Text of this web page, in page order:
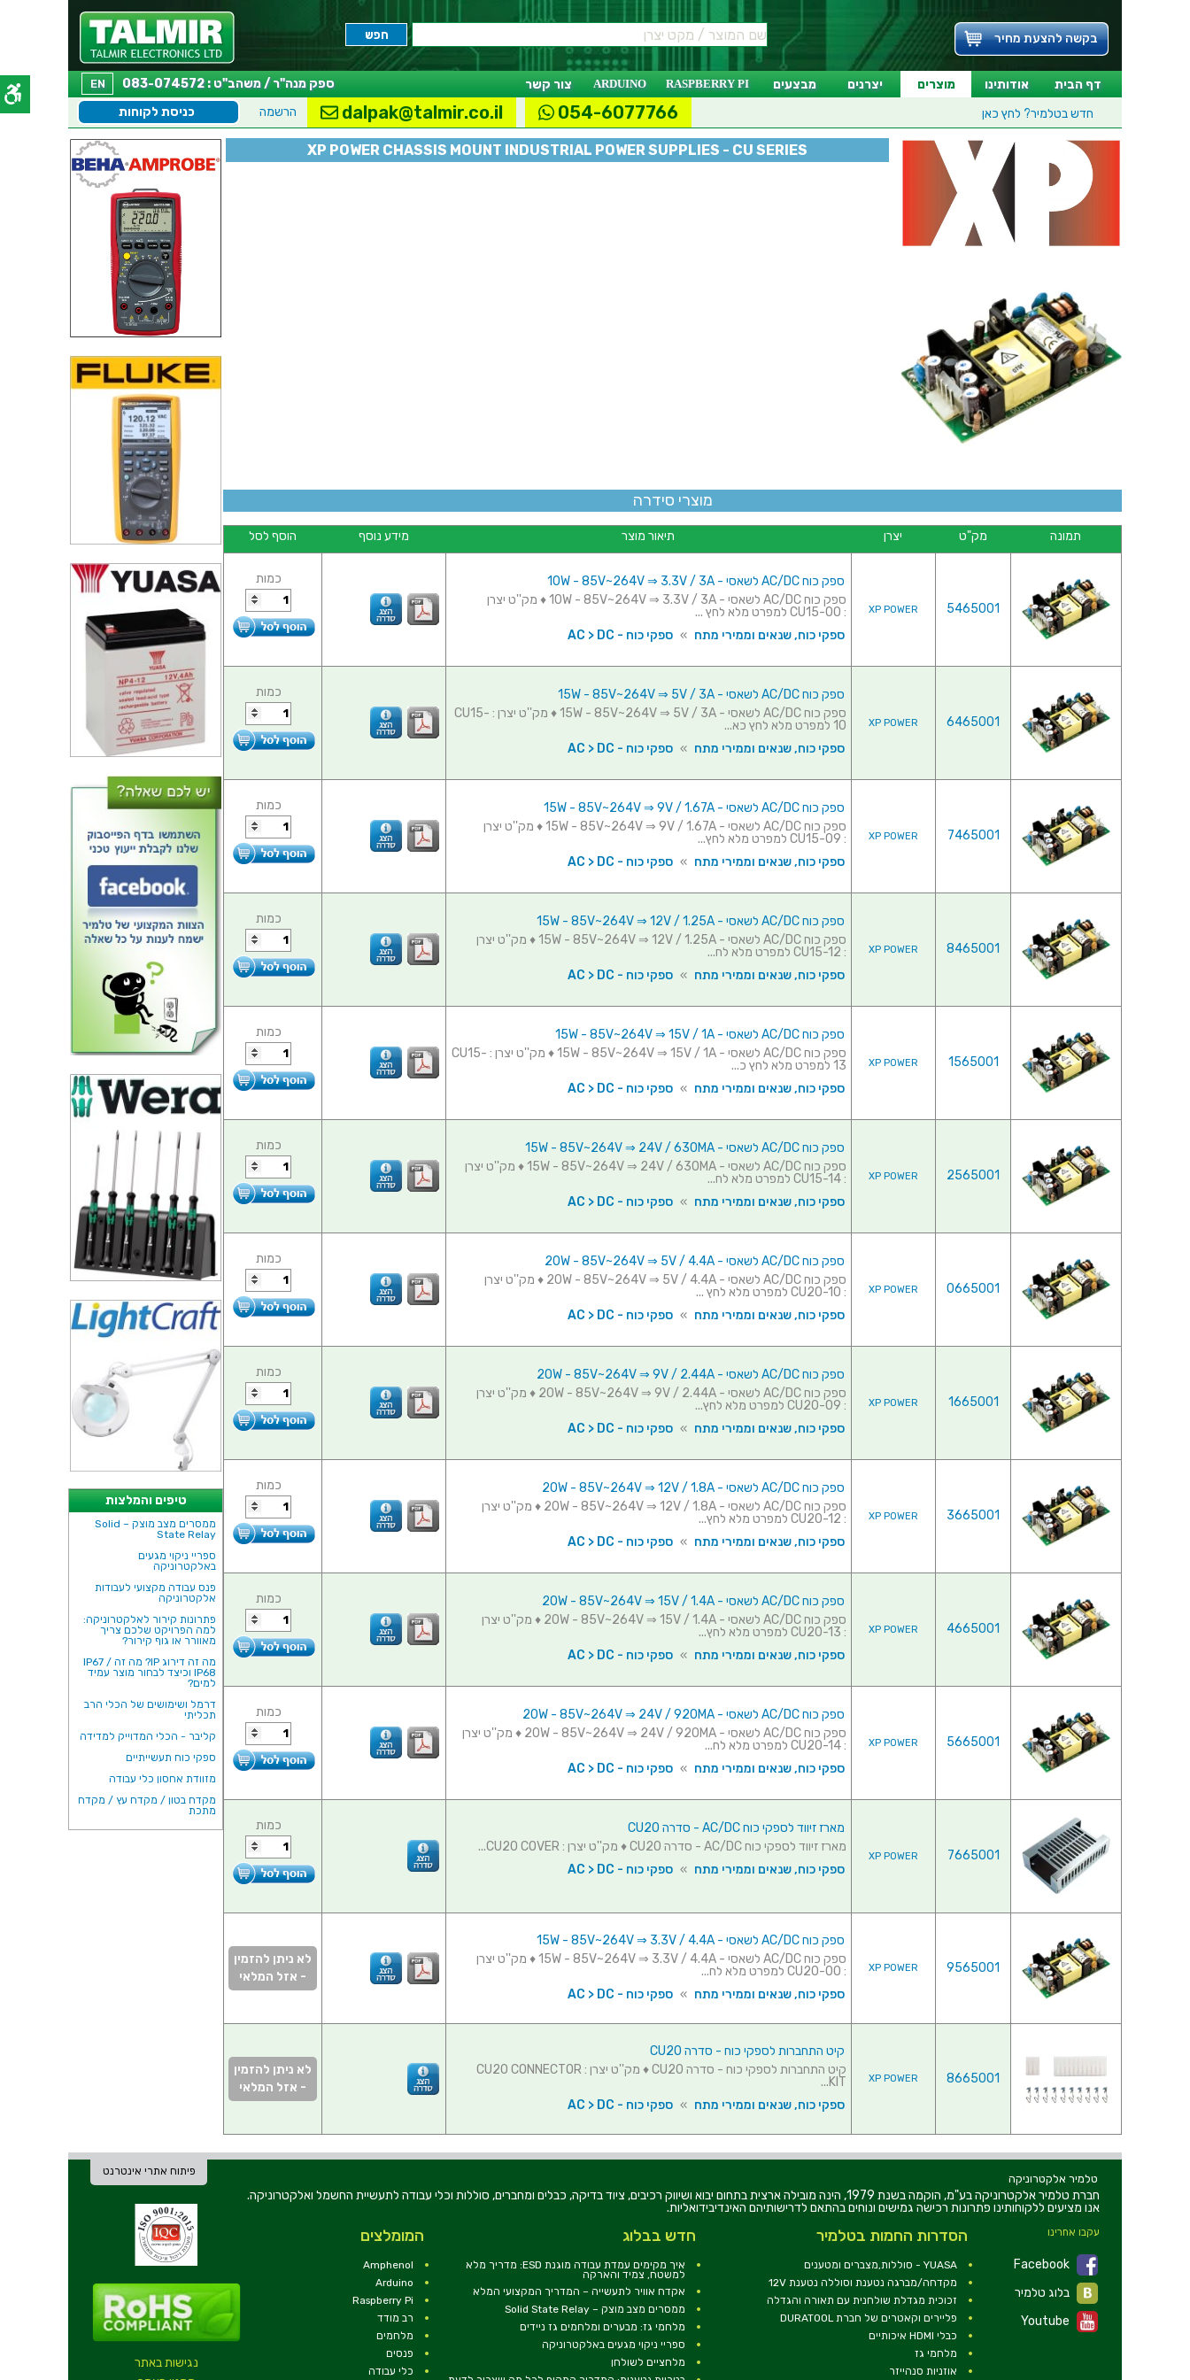
בקשה להצעת מחיר
דף הבית אודותינו מוצרים יצרנים מבצעים RASPBERRY PI
ARDUINO צור קשר EN
ספק מנה"ר / משהב"ט : 083-074572
חדש בטלמיר? לחץ כאן כניסת לקוחות הרשמה dalpak@talmir.co.il 054-6077766
טיפים והמלצות
ממסרים מצב מוצק – Solid
State Relay
ספריי ניקוי מגעים
באלקטרוניקה
פנס עבודה מקצועי לעבודות
אלקטרוניקה
פתרונות קירור לאלקטרוניקה:
למה הפרויקט שלכם צריך
מאוורר או גוף קירור?
מה זה דירוג IP? מה זה IP67 /
IP68 וכיצד לבחור מוצר עמיד
למים?
דרמל ושימושים של הכלי הרב
תכליתי
קליבר - הכלי המדוייק למדידה
ספקי כוח תעשייתיים
מזוודת אחסון כלי עבודה
מקדח בטון / מקדח עץ / מקדח
מתכת
XP POWER CHASSIS MOUNT INDUSTRIAL POWER SUPPLIES - CU SERIES
מוצרי סידרה
תמונה מק"ט יצרן תיאור מוצר מידע נוסף הוסף לסל
5465001
XP POWER
ספק כוח AC/DC לשאסי - 10W - 85V~264V ⇒ 3.3V / 3A
ספק כוח AC/DC לשאסי - 10W - 85V~264V ⇒ 3.3V / 3A ♦ מק''ט יצרן
: CU15-00 למפרט מלא לחץ ...
ספקי כוח, שנאים וממירי מתח » ספקי כוח - AC > DC
כמות
6465001
XP POWER
ספק כוח AC/DC לשאסי - 15W - 85V~264V ⇒ 5V / 3A
ספק כוח AC/DC לשאסי - 15W - 85V~264V ⇒ 5V / 3A ♦ מק''ט יצרן : CU15-
10 למפרט מלא לחץ כא...
ספקי כוח, שנאים וממירי מתח » ספקי כוח - AC > DC
כמות
7465001
XP POWER
ספק כוח AC/DC לשאסי - 15W - 85V~264V ⇒ 9V / 1.67A
ספק כוח AC/DC לשאסי - 15W - 85V~264V ⇒ 9V / 1.67A ♦ מק''ט יצרן
: CU15-09 למפרט מלא לחץ...
ספקי כוח, שנאים וממירי מתח » ספקי כוח - AC > DC
כמות
8465001
XP POWER
ספק כוח AC/DC לשאסי - 15W - 85V~264V ⇒ 12V / 1.25A
ספק כוח AC/DC לשאסי - 15W - 85V~264V ⇒ 12V / 1.25A ♦ מק''ט יצרן
: CU15-12 למפרט מלא לח...
ספקי כוח, שנאים וממירי מתח » ספקי כוח - AC > DC
כמות
1565001
XP POWER
ספק כוח AC/DC לשאסי - 15W - 85V~264V ⇒ 15V / 1A
ספק כוח AC/DC לשאסי - 15W - 85V~264V ⇒ 15V / 1A ♦ מק''ט יצרן : CU15-
13 למפרט מלא לחץ כ...
ספקי כוח, שנאים וממירי מתח » ספקי כוח - AC > DC
כמות
2565001
XP POWER
ספק כוח AC/DC לשאסי - 15W - 85V~264V ⇒ 24V / 630MA
ספק כוח AC/DC לשאסי - 15W - 85V~264V ⇒ 24V / 630MA ♦ מק''ט יצרן
: CU15-14 למפרט מלא לח...
ספקי כוח, שנאים וממירי מתח » ספקי כוח - AC > DC
כמות
0665001
XP POWER
ספק כוח AC/DC לשאסי - 20W - 85V~264V ⇒ 5V / 4.4A
ספק כוח AC/DC לשאסי - 20W - 85V~264V ⇒ 5V / 4.4A ♦ מק''ט יצרן
: CU20-10 למפרט מלא לחץ ...
ספקי כוח, שנאים וממירי מתח » ספקי כוח - AC > DC
כמות
1665001
XP POWER
ספק כוח AC/DC לשאסי - 20W - 85V~264V ⇒ 9V / 2.44A
ספק כוח AC/DC לשאסי - 20W - 85V~264V ⇒ 9V / 2.44A ♦ מק''ט יצרן
: CU20-09 למפרט מלא לחץ...
ספקי כוח, שנאים וממירי מתח » ספקי כוח - AC > DC
כמות
3665001
XP POWER
ספק כוח AC/DC לשאסי - 20W - 85V~264V ⇒ 12V / 1.8A
ספק כוח AC/DC לשאסי - 20W - 85V~264V ⇒ 12V / 1.8A ♦ מק''ט יצרן
: CU20-12 למפרט מלא לחץ...
ספקי כוח, שנאים וממירי מתח » ספקי כוח - AC > DC
כמות
4665001
XP POWER
ספק כוח AC/DC לשאסי - 20W - 85V~264V ⇒ 15V / 1.4A
ספק כוח AC/DC לשאסי - 20W - 85V~264V ⇒ 15V / 1.4A ♦ מק''ט יצרן
: CU20-13 למפרט מלא לחץ...
ספקי כוח, שנאים וממירי מתח » ספקי כוח - AC > DC
כמות
5665001
XP POWER
ספק כוח AC/DC לשאסי - 20W - 85V~264V ⇒ 24V / 920MA
ספק כוח AC/DC לשאסי - 20W - 85V~264V ⇒ 24V / 920MA ♦ מק''ט יצרן
: CU20-14 למפרט מלא לח...
ספקי כוח, שנאים וממירי מתח » ספקי כוח - AC > DC
כמות
7665001
XP POWER
מארז זיווד לספקי כוח AC/DC - סדרה CU20
מארז זיווד לספקי כוח AC/DC - סדרה CU20 ♦ מק''ט יצרן : CU20 COVER...
ספקי כוח, שנאים וממירי מתח » ספקי כוח - AC > DC
כמות
9565001
XP POWER
ספק כוח AC/DC לשאסי - 15W - 85V~264V ⇒ 3.3V / 4.4A
ספק כוח AC/DC לשאסי - 15W - 85V~264V ⇒ 3.3V / 4.4A ♦ מק''ט יצרן
: CU20-00 למפרט מלא לח...
ספקי כוח, שנאים וממירי מתח » ספקי כוח - AC > DC
לא ניתן להזמין
- אזל המלאי
8665001
XP POWER
קיט התחברות לספקי כוח - סדרה CU20
קיט התחברות לספקי כוח - סדרה CU20 ♦ מק''ט יצרן : CU20 CONNECTOR
KIT...
ספקי כוח, שנאים וממירי מתח » ספקי כוח - AC > DC
לא ניתן להזמין
- אזל המלאי
פיתוח אתרי אינטרנט
נגישות באתר
טלמיר אלקטרוניקה
חברת טלמיר אלקטרוניקה בע"מ, הוקמה בשנת 1979, הינה מובילה ארצית בתחום יבוא ושיווק רכיבים, ציוד בדיקה, כבלים ומחברים, סוללות וכלי עבודה לתעשיית החשמל ואלקטרוניקה.
אנו מציעים ללקוחותינו פתרונות רכישה גמישים ונוחים בהתאם לדרישותיהם האינדיבידואליות.
עקבו אחרינו
Facebook
Youtube
המומלצים
Amphenol
Arduino
Raspberry Pi
רב מודד
מלחמים
פנסים
כלי עבודה
חדש בבלוג
איך מקימים עמדת עבודה מוגנת ESD: מדריך מלא
למשטח, צמיד והארקה
אקדח אוויר לתעשייה – המדריך המקצועי המלא
ממסרים מצב מוצק – Solid State Relay
מלחמי גז: מבערים ומלחמים גז ניידים
ספריי ניקוי מגעים באלקטרוניקה
מלחציים לשולחן
הסדרות החמות בטלמיר
YUASA - סוללות,מצברים ומטענים
מקדחה/מברגה נטענת וסוללה נטענת 12V
זכוכית מגדלת שולחנית עם תאורה והגדלה
פליירים וקאטרים של חברת DURATOOL
כבלי HDMI איכותיים
מלחמי גז
אוזניות סנהייזר